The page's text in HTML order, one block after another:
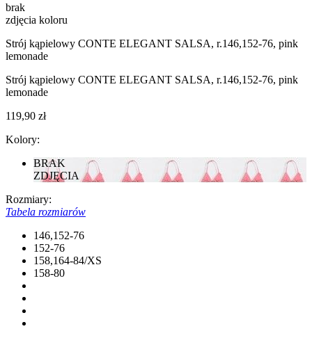
brak
zdjęcia koloru
Strój kąpielowy CONTE ELEGANT SALSA, r.146,152-76, pink
lemonade
Strój kąpielowy CONTE ELEGANT SALSA, r.146,152-76, pink
lemonade
119,90 zł
Kolory:
BRAK
ZDJĘCIA
Rozmiary:
Tabela rozmiarów
146,152-76
152-76
158,164-84/XS
158-80